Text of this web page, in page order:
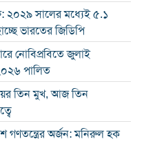
২০২৯ সালের মধ্যেই ৫.১
ভারতের জিডিপি
নোবিপ্রবিতে জুলাই
পালিত
তিন মুখ, আজ তিন
গণতন্ত্রের অর্জন: মনিরুল হক